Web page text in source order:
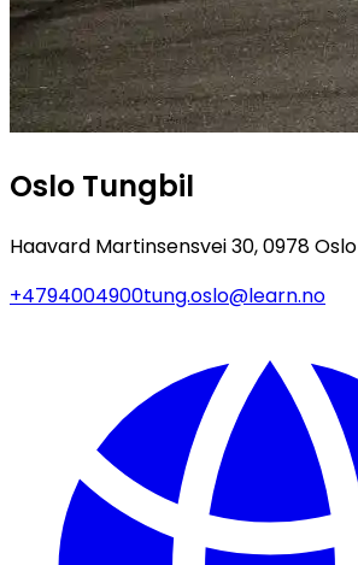
Oslo Tungbil
Haavard Martinsensvei 30, 0978 Oslo
+4794004900tung.oslo@learn.no